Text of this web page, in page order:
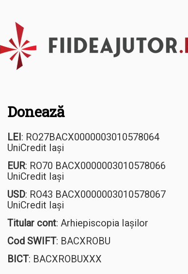
Donează
LEI: RO27BACX0000003010578064
UniCredit Iași
EUR: RO70 BACX0000003010578066
UniCredit Iași
USD: RO43 BACX0000003010578067
UniCredit Iași
Titular cont: Arhiepiscopia Iașilor
Cod SWIFT: BACXROBU
BICT: BACXROBUXXX